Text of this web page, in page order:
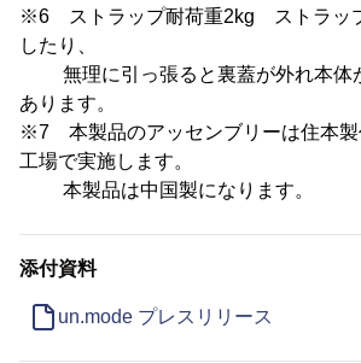
※6 ストラップ耐荷重2kg ストラッ
したり、
無理に引っ張ると裏蓋が外れ本体
あります。
※7 本製品のアッセンブリーは住本製
工場で実施します。
本製品は中国製になります。
添付資料
un.mode プレスリリース